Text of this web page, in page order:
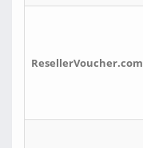
ResellerVoucher.com